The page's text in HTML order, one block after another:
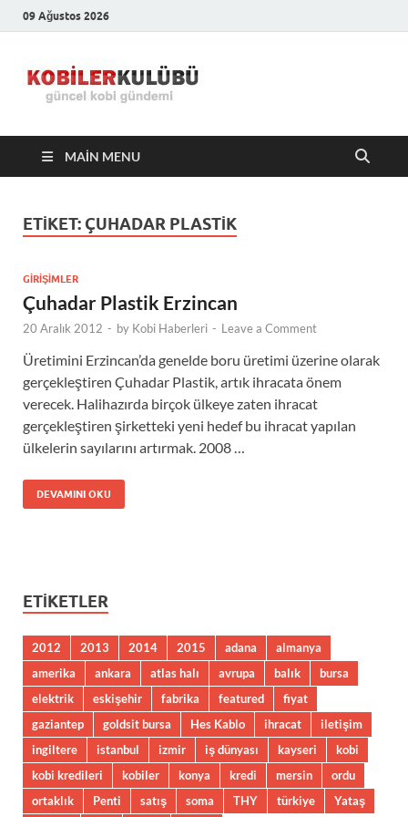
09 Ağustos 2026
Kulübü –
En Güncel
Kobi
MAIN MENU
ETIKET: ÇUHADAR PLASTIK
GIRIŞIMLER
Çuhadar Plastik Erzincan
20 Aralık 2012 - by Kobi Haberleri - Leave a Comment
Üretimini Erzincan’da genelde boru üretimi üzerine olarak
gerçekleştiren Çuhadar Plastik, artık ihracata önem
verecek. Halihazırda birçok ülkeye zaten ihracat
gerçekleştiren şirketteki yeni hedef bu ihracat yapılan
ülkelerin sayılarını artırmak. 2008 …
DEVAMINI OKU
ETIKETLER
2012 2013 2014 2015 adana
almanya
amerika
ankara atlas halı avrupa balık
bursa
elektrik
eskişehir fabrika featured
fiyat
gaziantep
goldsit bursa Hes Kablo ihracat
iletişim
ingiltere
istanbul izmir iş dünyası kayseri
kobi
kobi kredileri
kobiler konya kredi mersin
ordu
ortaklık
Penti satış soma THY türkiye Yataş